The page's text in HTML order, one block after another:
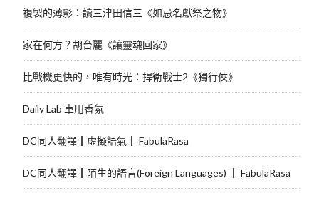
複製的薄影：讀三津田信三《如忌名獻祭之物》
家在何方？胡台麗《讓靈魂回家》
比戰機更快的，唯有時光：捍衛戰士2《獨行俠》
Daily Lab 車用香氛
DC同人翻譯┃虛擬語氣┃ FabulaRasa
DC同人翻譯┃陌生的語言(Foreign Languages) ┃ FabulaRasa